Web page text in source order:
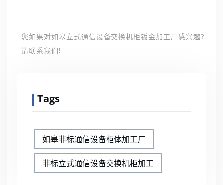
您如果对如皋立式通信设备交换机柜钣金加工厂感兴趣?
请联系我们!
Tags
如皋非标通信设备柜体加工厂
非标立式通信设备交换机柜加工